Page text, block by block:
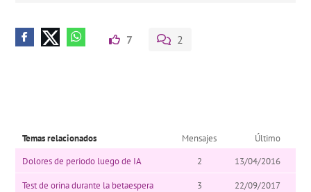
7 2
Temas relacionados Mensajes
Último
Dolores de periodo luego de IA
2 13/04/2016
Test de orina durante la betaespera 3
22/09/2017